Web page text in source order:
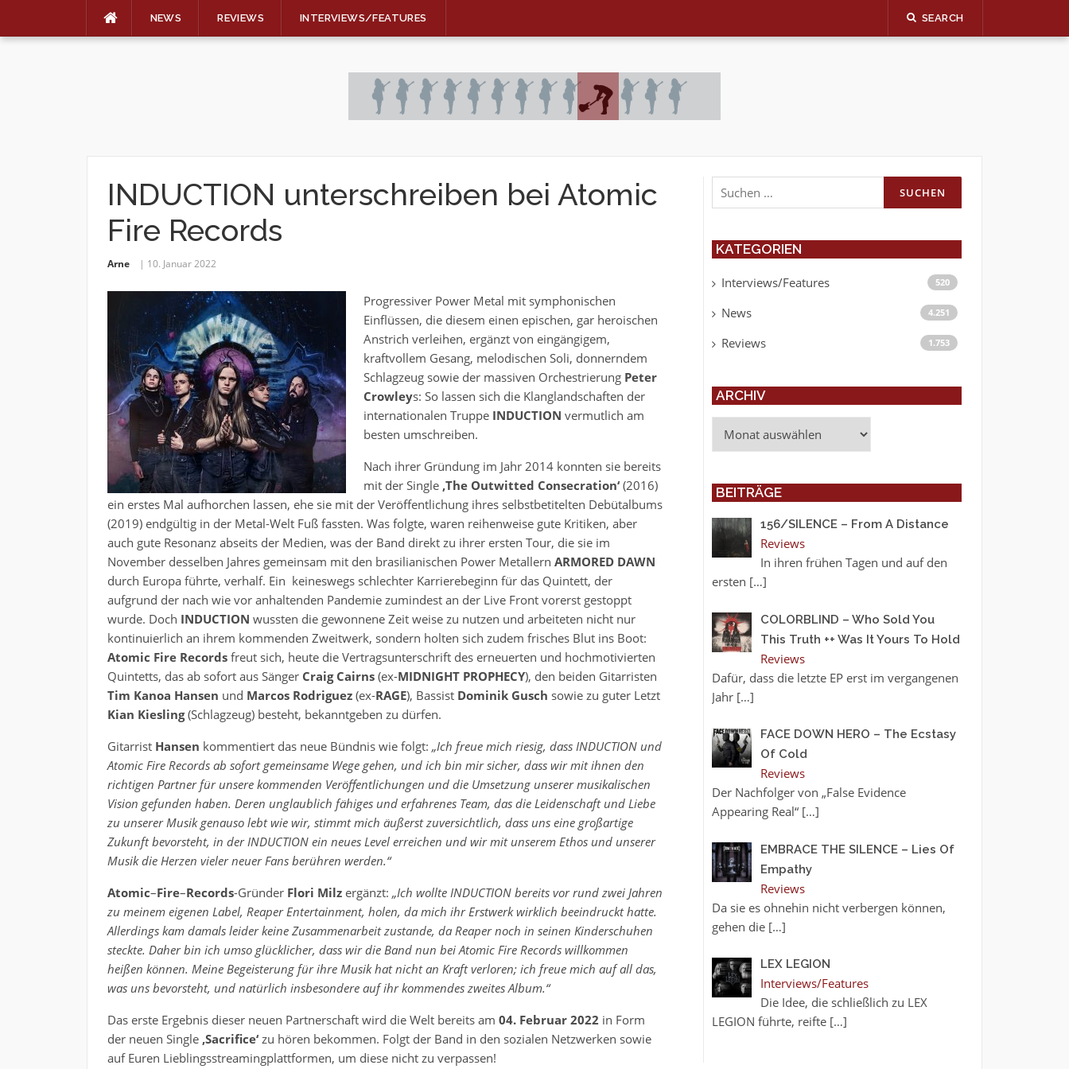
NEWS REVIEWS INTERVIEWS/FEATURES SEARCH
INDUCTION unterschreiben bei Atomic
Fire Records
Arne 10. Januar 2022
Progressiver Power Metal mit symphonischen
Einflüssen, die diesem einen epischen, gar heroischen
Anstrich verleihen, ergänzt von eingängigem,
kraftvollem Gesang, melodischen Soli, donnerndem
Schlagzeug sowie der massiven Orchestrierung Peter
Crowleys: So lassen sich die Klanglandschaften der
internationalen Truppe INDUCTION vermutlich am
besten umschreiben.
Nach ihrer Gründung im Jahr 2014 konnten sie bereits
mit der Single ‚The Outwitted Consecration‘ (2016)
ein erstes Mal aufhorchen lassen, ehe sie mit der Veröffentlichung ihres selbstbetitelten Debütalbums
(2019) endgültig in der Metal-Welt Fuß fassten. Was folgte, waren reihenweise gute Kritiken, aber
auch gute Resonanz abseits der Medien, was der Band direkt zu ihrer ersten Tour, die sie im
November desselben Jahres gemeinsam mit den brasilianischen Power Metallern ARMORED DAWN
durch Europa führte, verhalf. Ein keineswegs schlechter Karrierebeginn für das Quintett, der
aufgrund der nach wie vor anhaltenden Pandemie zumindest an der Live Front vorerst gestoppt
wurde. Doch INDUCTION wussten die gewonnene Zeit weise zu nutzen und arbeiteten nicht nur
kontinuierlich an ihrem kommenden Zweitwerk, sondern holten sich zudem frisches Blut ins Boot:
Atomic Fire Recordsfreut sich, heute die Vertragsunterschrift des erneuerten und hochmotivierten
Quintetts, das ab sofort aus Sänger Craig Cairns(ex-MIDNIGHT PROPHECY), den beiden Gitarristen
Tim Kanoa Hansen und Marcos Rodriguez(ex-RAGE), Bassist Dominik Gusch sowie zu guter Letzt
Kian Kiesling(Schlagzeug) besteht, bekanntgeben zu dürfen.
GitarristHansen kommentiert das neue Bündnis wie folgt: „Ich freue mich riesig, dass INDUCTION und
Atomic Fire Records ab sofort gemeinsame Wege gehen, und ich bin mir sicher, dass wir mit ihnen den
richtigen Partner für unsere kommenden Veröffentlichungen und die Umsetzung unserer musikalischen
Vision gefunden haben. Deren unglaublich fähiges und erfahrenes Team, das die Leidenschaft und Liebe
zu unserer Musik genauso lebt wie wir, stimmt mich äußerst zuversichtlich, dass uns eine großartige
Zukunft bevorsteht, in der INDUCTION ein neues Level erreichen und wir mit unserem Ethos und unserer
Musik die Herzen vieler neuer Fans berühren werden.“
Atomic–Fire–Records-Gründer Flori Milzergänzt: „Ich wollte INDUCTION bereits vor rund zwei Jahren
zu meinem eigenen Label, Reaper Entertainment, holen, da mich ihr Erstwerk wirklich beeindruckt hatte.
Allerdings kam damals leider keine Zusammenarbeit zustande, da Reaper noch in seinen Kinderschuhen
steckte. Daher bin ich umso glücklicher, dass wir die Band nun bei Atomic Fire Records willkommen
heißen können. Meine Begeisterung für ihre Musik hat nicht an Kraft verloren; ich freue mich auf all das,
was uns bevorsteht, und natürlich insbesondere auf ihr kommendes zweites Album.“
Das erste Ergebnis dieser neuen Partnerschaft wird die Welt bereits am 04. Februar 2022 in Form
der neuen Single ‚Sacrifice‘zu hören bekommen. Folgt der Band in den sozialen Netzwerken sowie
auf Euren Lieblingsstreamingplattformen, um diese nicht zu verpassen!
Suchen
nach:
KATEGORIEN
Interviews/Features 520
News 4.251
Reviews 1.753
ARCHIV
BEITRÄGE
156/SILENCE – From A Distance
Reviews
In ihren frühen Tagen und auf den
ersten […]
COLORBLIND – Who Sold You
This Truth ++ Was It Yours To Hold
Reviews
Dafür, dass die letzte EP erst im vergangenen
Jahr […]
FACE DOWN HERO – The Ecstasy
Of Cold
Reviews
Der Nachfolger von „False Evidence
Appearing Real“ […]
EMBRACE THE SILENCE – Lies Of
Empathy
Reviews
Da sie es ohnehin nicht verbergen können,
gehen die […]
LEX LEGION
Interviews/Features
Die Idee, die schließlich zu LEX
LEGION führte, reifte […]